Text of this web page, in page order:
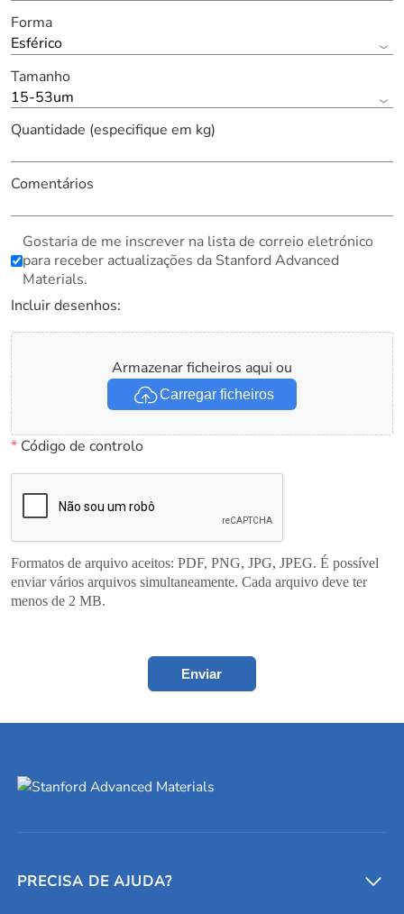
Forma
Esférico
Tamanho
15-53um
Quantidade (especifique em kg)
Comentários
Gostaria de me inscrever na lista de correio eletrónico
para receber actualizações da Stanford Advanced
Materials.
Incluir desenhos:
Armazenar ficheiros aqui ou
Carregar ficheiros
*Código de controlo
Formatos de arquivo aceitos: PDF, PNG, JPG, JPEG. É possível
enviar vários arquivos simultaneamente. Cada arquivo deve ter
menos de 2 MB.
Enviar
PRECISA DE AJUDA?